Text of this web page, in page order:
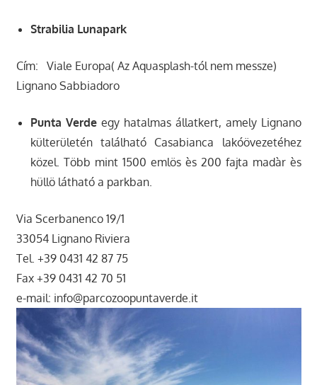
Strabilia Lunapark
Cím: Viale Europa( Az Aquasplash-tól nem messze)
Lignano Sabbiadoro
Punta Verdeegy hatalmas állatkert, amely Lignano
külterületén található Casabianca lakóövezetéhez
közel. Több mint 1500 emlös ès 200 fajta madàr ès
hüllö látható a parkban.
Via Scerbanenco 19/1
33054 Lignano Riviera
Tel. +39 0431 42 87 75
Fax +39 0431 42 70 51
e-mail: info@parcozoopuntaverde.it